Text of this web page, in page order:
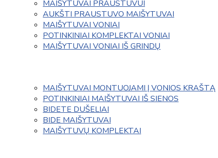
MAIŠYTUVAI PRAUSTUVUI
AUKŠTI PRAUSTUVO MAIŠYTUVAI
MAIŠYTUVAI VONIAI
POTINKINIAI KOMPLEKTAI VONIAI
MAIŠYTUVAI VONIAI IŠ GRINDŲ
MAIŠYTUVAI MONTUOJAMI Į VONIOS KRAŠTĄ
POTINKINIAI MAIŠYTUVAI IŠ SIENOS
BIDETE DUŠELIAI
BIDE MAIŠYTUVAI
MAIŠYTUVŲ KOMPLEKTAI